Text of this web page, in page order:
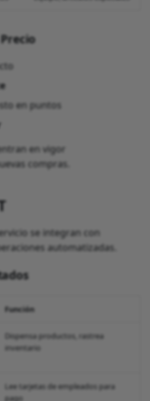
en puntos
en vigor
compras.
se integran con
automatizadas.
Función
Dispensa productos, rastrea
inventario
Lee tarjetas de empleados para
pago